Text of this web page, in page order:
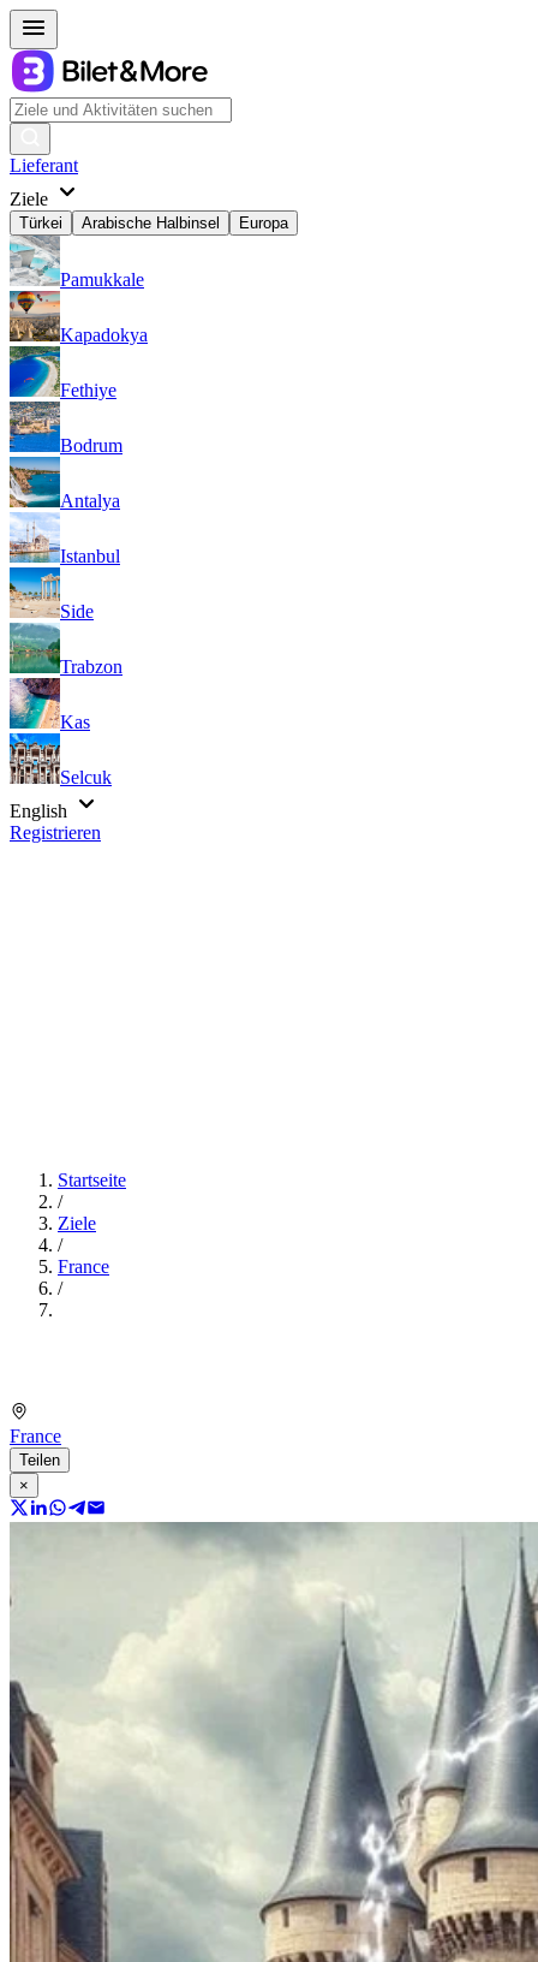
Lieferant
Ziele
Türkei Arabische Halbinsel Europa
Pamukkale
Kapadokya
Fethiye
Bodrum
Antalya
Istanbul
Side
Trabzon
Kas
Selcuk
English
Registrieren
Startseite
/
Ziele
/
France
/
France
Teilen
×